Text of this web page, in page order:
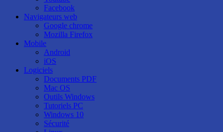
Facebook
Navigateurs web
Google chrome
Mozilla Firefox
Mobile
Android
iOS
Logiciels
Documents PDF
Mac OS
Outils Windows
Tutoriels PC
Windows 10
Sécurité